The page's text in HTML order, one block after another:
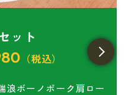
ット
（税込）
浪ボーノポーク肩ロー